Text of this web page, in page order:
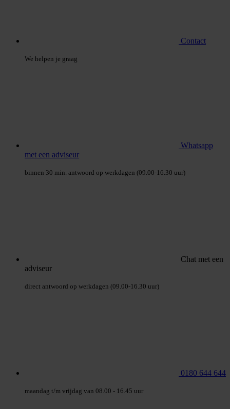
Contact
We helpen je graag
Whatsapp
met een adviseur
binnen 30 min. antwoord op werkdagen (09.00-16.30 uur)
Chat met een
adviseur
direct antwoord op werkdagen (09.00-16.30 uur)
0180 644 644
maandag t/m vrijdag van 08.00 - 16.45 uur